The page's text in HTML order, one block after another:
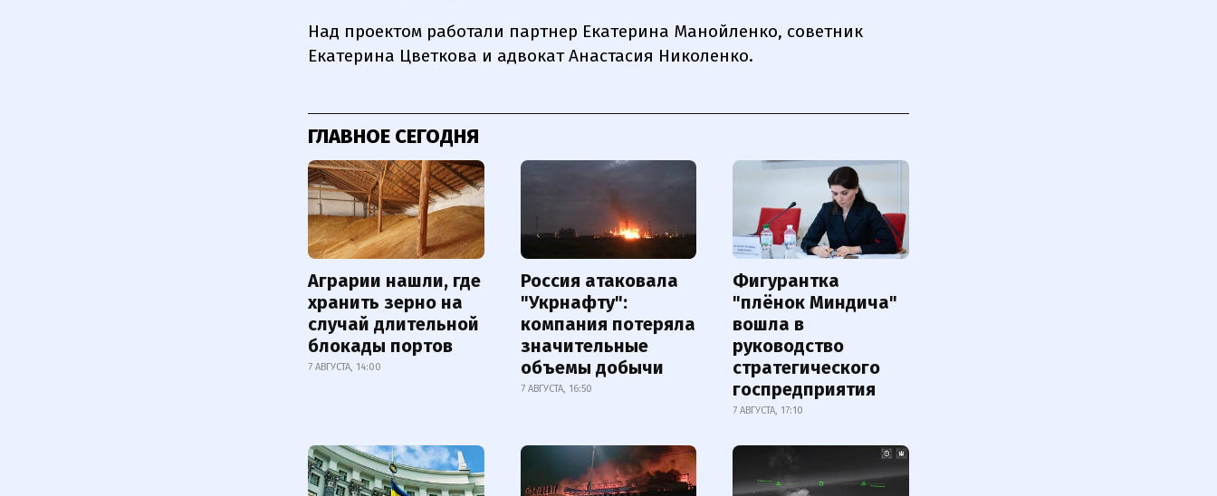
Над проектом работали партнер Екатерина Манойленко, советник
Екатерина Цветкова и адвокат Анастасия Николенко.
ГЛАВНОЕ СЕГОДНЯ
Аграрии нашли, где
хранить зерно на
случай длительной
блокады портов
7 АВГУСТА, 14:00
Россия атаковала
"Укрнафту":
компания потеряла
значительные
объемы добычи
7 АВГУСТА, 16:50
Фигурантка
"плёнок Миндича"
вошла в
руководство
стратегического
госпредприятия
7 АВГУСТА, 17:10